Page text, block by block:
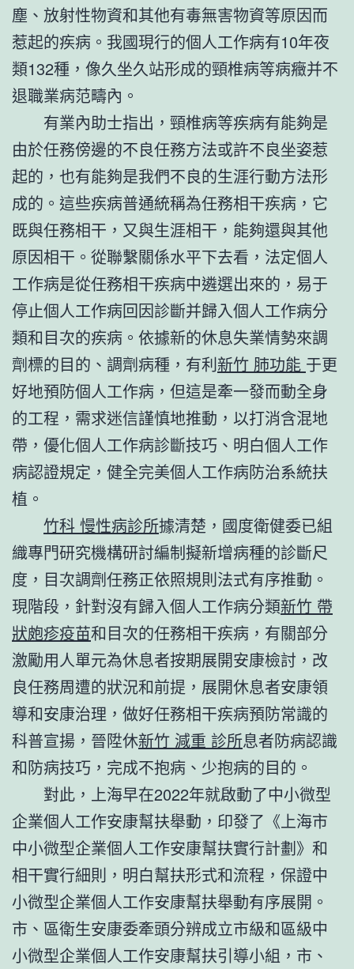
塵、放射性物資和其他有毒無害物資等原因而
惹起的疾病。我國現行的個人工作病有10年夜
類132種，像久坐久站形成的頸椎病等病癥并不
退職業病范疇內。
有業內助士指出，頸椎病等疾病有能夠是
由於任務傍邊的不良任務方法或許不良坐姿惹
起的，也有能夠是我們不良的生涯行動方法形
成的。這些疾病普通統稱為任務相干疾病，它
既與任務相干，又與生涯相干，能夠還與其他
原因相干。從聯繫關係水平下去看，法定個人
工作病是從任務相干疾病中遴選出來的，易于
停止個人工作病回因診斷并歸入個人工作病分
類和目次的疾病。依據新的休息失業情勢來調
劑標的目的、調劑病種，有利新竹 肺功能 于更
好地預防個人工作病，但這是牽一發而動全身
的工程，需求迷信謹慎地推動，以打消含混地
帶，優化個人工作病診斷技巧、明白個人工作
病認證規定，健全完美個人工作病防治系統扶
植。
竹科 慢性病診所據清楚，國度衛健委已組
織專門研究機構研討編制擬新增病種的診斷尺
度，目次調劑任務正依照規則法式有序推動。
現階段，針對沒有歸入個人工作病分類新竹 帶
狀皰疹疫苗和目次的任務相干疾病，有關部分
激勵用人單元為休息者按期展開安康檢討，改
良任務周遭的狀況和前提，展開休息者安康領
導和安康治理，做好任務相干疾病預防常識的
科普宣揚，晉陞休新竹 減重 診所息者防病認識
和防病技巧，完成不抱病、少抱病的目的。
對此，上海早在2022年就啟動了中小微型
企業個人工作安康幫扶舉動，印發了《上海市
中小微型企業個人工作安康幫扶實行計劃》和
相干實行細則，明白幫扶形式和流程，保證中
小微型企業個人工作安康幫扶舉動有序展開。
市、區衛生安康委牽頭分辨成立市級和區級中
小微型企業個人工作安康幫扶引導小組，市、